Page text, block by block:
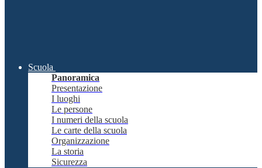
Scuola
Panoramica
Presentazione
I luoghi
Le persone
I numeri della scuola
Le carte della scuola
Organizzazione
La storia
Sicurezza